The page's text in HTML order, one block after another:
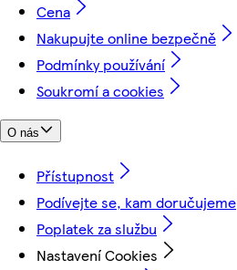
Cena
Nakupujte online bezpečně
Podmínky používání
Soukromí a cookies
O nás
Přístupnost
Podívejte se, kam doručujeme
Poplatek za službu
Nastavení Cookies